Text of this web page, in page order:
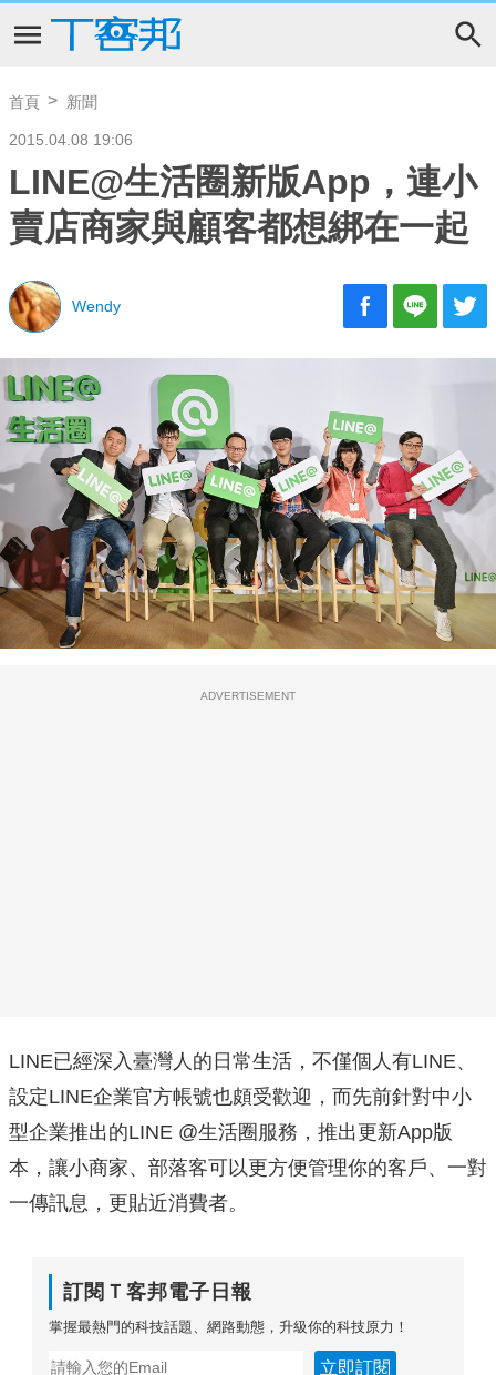
首頁 新聞
2015.04.08 19:06
LINE@生活圈新版App，連小
賣店商家與顧客都想綁在一起
Wendy
ADVERTISEMENT
LINE已經深入臺灣人的日常生活，不僅個人有LINE、
設定LINE企業官方帳號也頗受歡迎，而先前針對中小
型企業推出的LINE @生活圈服務，推出更新App版
本，讓小商家、部落客可以更方便管理你的客戶、一對
一傳訊息，更貼近消費者。
訂閱Ｔ客邦電子日報
掌握最熱門的科技話題、網路動態，升級你的科技原力！
立即訂閱